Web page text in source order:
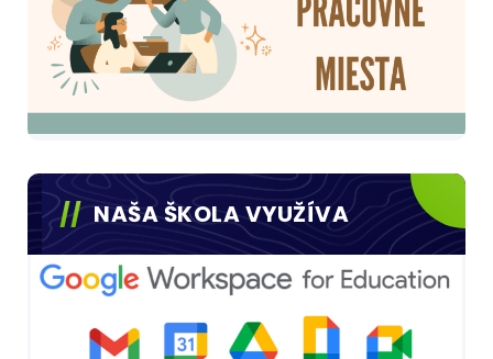
NAŠA ŠKOLA VYUŽÍVA